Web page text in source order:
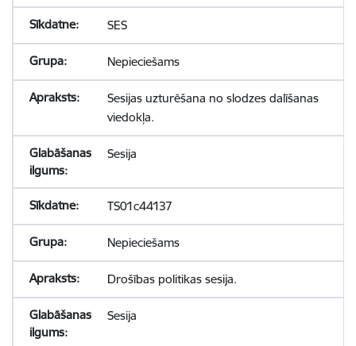
SES
Nepieciešams
Sesijas uzturēšana no slodzes dalīšanas
viedokļa.
Sesija
TS01c44137
Nepieciešams
Drošības politikas sesija.
Sesija